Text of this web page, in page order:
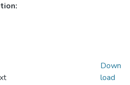
Down
load